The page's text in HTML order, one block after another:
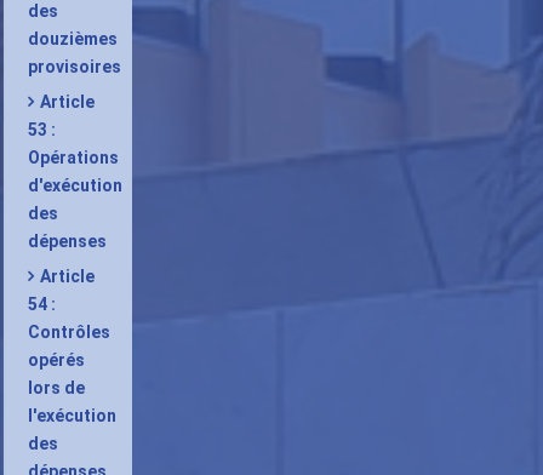
des
douzièmes
provisoires
Article
53 :
Opérations
d'exécution
des
dépenses
Article
54 :
Contrôles
opérés
lors de
l'exécution
des